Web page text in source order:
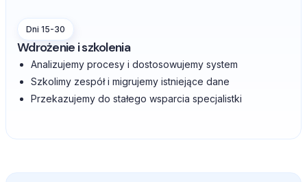
Dni 15-30
Wdrożenie i szkolenia
Analizujemy procesy i dostosowujemy system
Szkolimy zespół i migrujemy istniejące dane
Przekazujemy do stałego wsparcia specjalistki